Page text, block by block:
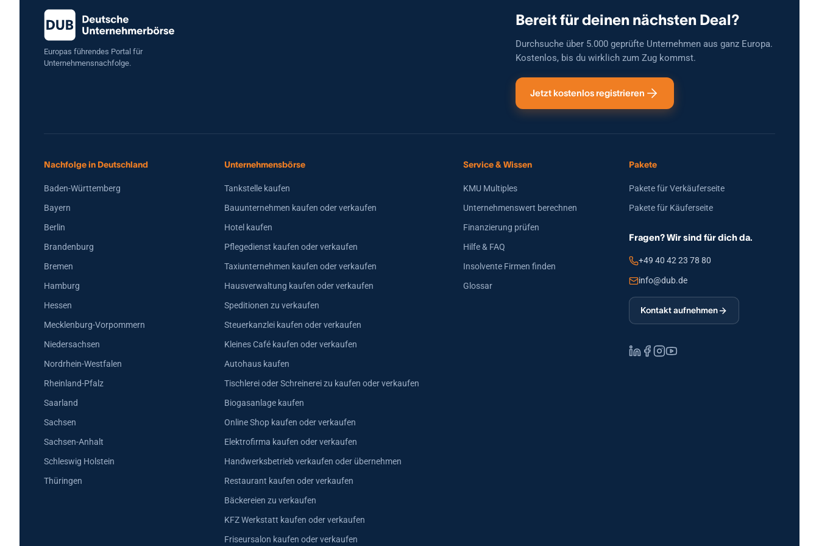
Europas führendes Portal für
Unternehmensnachfolge.
Bereit für deinen nächsten Deal?
Durchsuche über 5.000 geprüfte Unternehmen aus ganz Europa.
Kostenlos, bis du wirklich zum Zug kommst.
Jetzt kostenlos registrieren
Nachfolge in Deutschland
Baden-Württemberg
Bayern
Berlin
Brandenburg
Bremen
Hamburg
Hessen
Mecklenburg-Vorpommern
Niedersachsen
Nordrhein-Westfalen
Rheinland-Pfalz
Saarland
Sachsen
Sachsen-Anhalt
Schleswig Holstein
Thüringen
Unternehmensbörse
Tankstelle kaufen
Bauunternehmen kaufen oder verkaufen
Hotel kaufen
Pflegedienst kaufen oder verkaufen
Taxiunternehmen kaufen oder verkaufen
Hausverwaltung kaufen oder verkaufen
Speditionen zu verkaufen
Steuerkanzlei kaufen oder verkaufen
Kleines Café kaufen oder verkaufen
Autohaus kaufen
Tischlerei oder Schreinerei zu kaufen oder verkaufen
Biogasanlage kaufen
Online Shop kaufen oder verkaufen
Elektrofirma kaufen oder verkaufen
Handwerksbetrieb verkaufen oder übernehmen
Restaurant kaufen oder verkaufen
Bäckereien zu verkaufen
KFZ Werkstatt kaufen oder verkaufen
Friseursalon kaufen oder verkaufen
Service & Wissen
KMU Multiples
Unternehmenswert berechnen
Finanzierung prüfen
Hilfe & FAQ
Insolvente Firmen finden
Glossar
Pakete
Pakete für Verkäuferseite
Pakete für Käuferseite
Fragen? Wir sind für dich da.
+49 40 42 23 78 80
info@dub.de
Kontakt aufnehmen